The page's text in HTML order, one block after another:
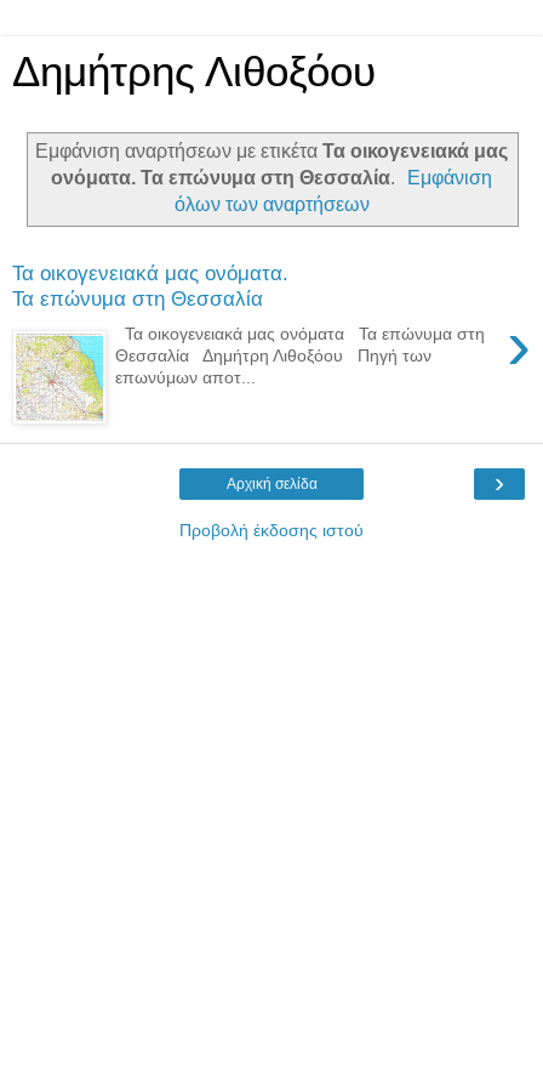
Δημήτρης Λιθοξόου
Εμφάνιση αναρτήσεων με ετικέτα Τα οικογενειακά μας
ονόματα. Τα επώνυμα στη Θεσσαλία.
Εμφάνιση
όλων των αναρτήσεων
Τα οικογενειακά μας ονόματα.
Τα επώνυμα στη Θεσσαλία
›
Τα οικογενειακά μας ονόματα Τα επώνυμα στη
Θεσσαλία Δημήτρη Λιθοξόου Πηγή των
επωνύμων αποτ...
›
Αρχική σελίδα
Προβολή έκδοσης ιστού